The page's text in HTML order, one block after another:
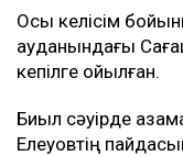
Осы келісім
ауданындағы
кепілге қойылған.
Биыл сәуірде
Елеуовтің